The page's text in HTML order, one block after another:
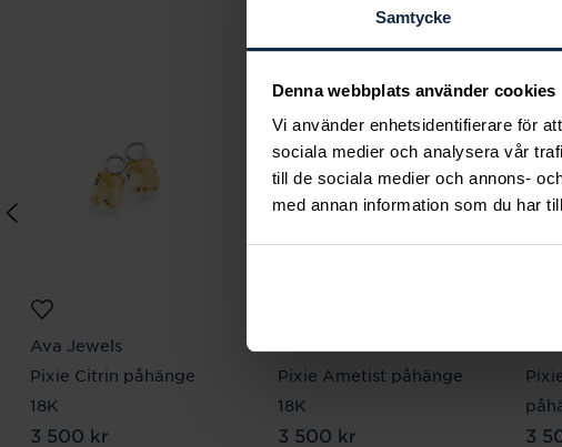
Samtycke
Denna webbplats använder cookies
Vi använder enhetsidentifierare för
sociala medier och analysera vår
till de sociala medier och annons-
med annan information som du har
Ava Jewels
Pixie Citrin påhänge
18K
Pris:3 500 kr
3 500 kr
Pixie Ametist påhänge
18K
Pris:3 500 kr
3 500 kr Pris
3